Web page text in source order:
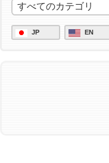
JP EN